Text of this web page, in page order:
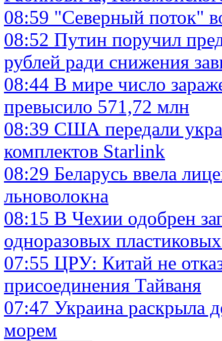
08:59 "Северный поток"
08:52 Путин поручил
рублей ради снижения
08:44 В мире число
превысило 571,72 млн
08:39 США передали
комплектов Starlink
08:29 Беларусь ввела
льноволокна
08:15 В Чехии одобрен
одноразовых
07:55 ЦРУ: Китай не
присоединения Тайваня
07:47 Украина раскрыла
морем